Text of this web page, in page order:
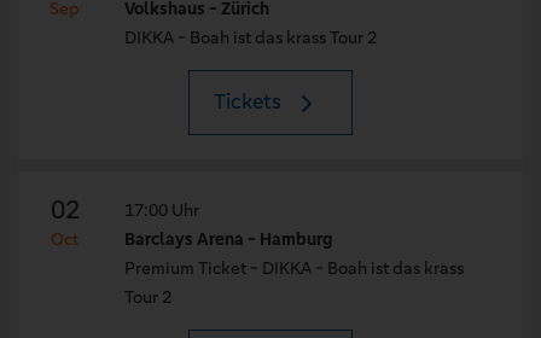
Sep
Volkshaus - Zürich
DIKKA - Boah ist das krass Tour 2
Tickets
02
Oct
17:00 Uhr
Barclays Arena - Hamburg
Premium Ticket - DIKKA - Boah ist das krass
Tour 2